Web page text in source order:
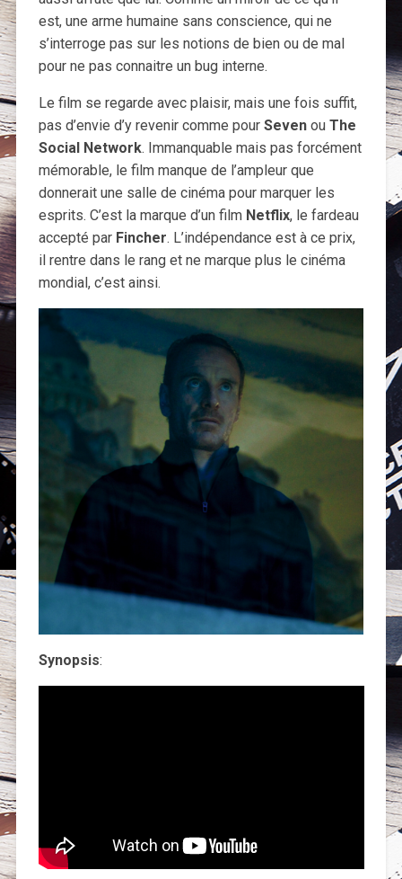
est, une arme humaine sans conscience, qui ne
s’interroge pas sur les notions de bien ou de mal
pour ne pas connaitre un bug interne.
Le film se regarde avec plaisir, mais une fois suffit,
pas d’envie d’y revenir comme pour Seven ou The
Social Network. Immanquable mais pas forcément
mémorable, le film manque de l’ampleur que
donnerait une salle de cinéma pour marquer les
esprits. C’est la marque d’un film Netflix, le fardeau
accepté par Fincher. L’indépendance est à ce prix,
il rentre dans le rang et ne marque plus le cinéma
mondial, c’est ainsi.
Synopsis: